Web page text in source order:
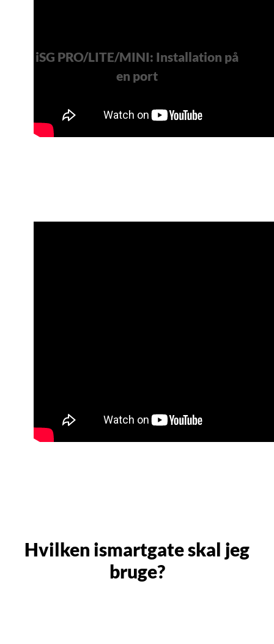
iSG PRO/LITE/MINI: Installation på
en port
Hvilken ismartgate skal jeg
bruge?